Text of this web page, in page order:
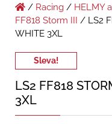
/ Racing / HELMY
FF818 Storm III
/ LS2
WHITE 3XL
Sleva!
LS2 FF818
3XL